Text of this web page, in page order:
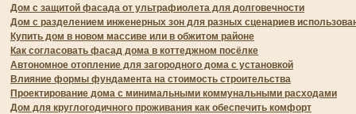
Дом с защитой фасада от ультрафиолета для долговечности
Дом с разделением инженерных зон для разных сценариев
Купить дом в новом массиве или в обжитом районе
Как согласовать фасад дома в коттеджном посёлке
Автономное отопление для загородного дома с установкой
Влияние формы фундамента на стоимость строительства
Проектирование дома с минимальными коммунальными расходами
Дом для круглогодичного проживания как обеспечить комфорт